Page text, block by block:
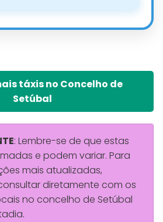
táxis no Concelho de
Setúbal
: Lembre-se de que estas
e podem variar. Para
mais atualizadas,
diretamente com os
no concelho de Setúbal